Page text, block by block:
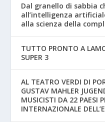
Dal granello di sabbia
all’intelligenza
alla scienza della
TUTTO PRONTO A
SUPER 3
AL TEATRO VERDI DI
GUSTAV MAHLER
MUSICISTI DA 22 PAESI
INTERNAZIONALE